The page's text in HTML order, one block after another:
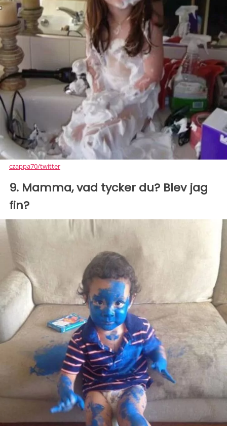
czappa70/twitter
9. Mamma, vad tycker du? Blev jag
fin?